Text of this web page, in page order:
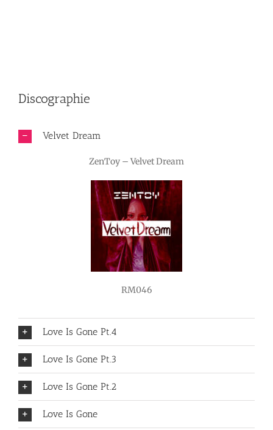
Discographie
Velvet Dream
ZenToy – Velvet Dream
RM046
Love Is Gone Pt.4
Love Is Gone Pt.3
Love Is Gone Pt.2
Love Is Gone